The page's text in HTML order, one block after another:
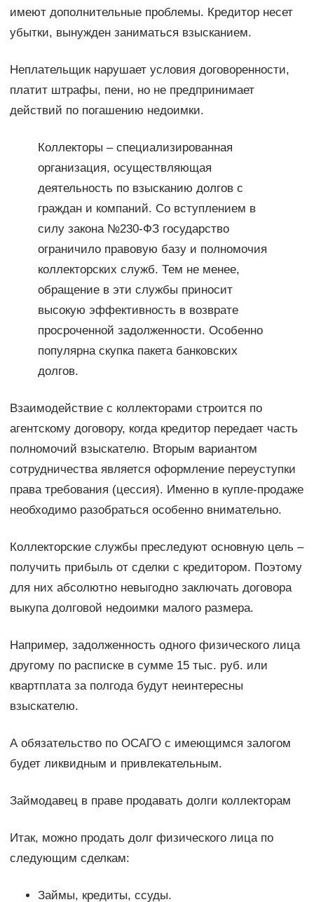
имеют дополнительные проблемы. Кредитор несет
убытки, вынужден заниматься взысканием.
Неплательщик нарушает условия договоренности,
платит штрафы, пени, но не предпринимает
действий по погашению недоимки.
Коллекторы – специализированная
организация, осуществляющая
деятельность по взысканию долгов с
граждан и компаний. Со вступлением в
силу закона №230-ФЗ государство
ограничило правовую базу и полномочия
коллекторских служб. Тем не менее,
обращение в эти службы приносит
высокую эффективность в возврате
просроченной задолженности. Особенно
популярна скупка пакета банковских
долгов.
Взаимодействие с коллекторами строится по
агентскому договору, когда кредитор передает часть
полномочий взыскателю. Вторым вариантом
сотрудничества является оформление переуступки
права требования (цессия). Именно в купле-продаже
необходимо разобраться особенно внимательно.
Коллекторские службы преследуют основную цель –
получить прибыль от сделки с кредитором. Поэтому
для них абсолютно невыгодно заключать договора
выкупа долговой недоимки малого размера.
Например, задолженность одного физического лица
другому по расписке в сумме 15 тыс. руб. или
квартплата за полгода будут неинтересны
взыскателю.
А обязательство по ОСАГО с имеющимся залогом
будет ликвидным и привлекательным.
Займодавец в праве продавать долги коллекторам
Итак, можно продать долг физического лица по
следующим сделкам:
Займы, кредиты, ссуды.